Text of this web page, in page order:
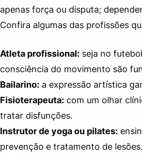
apenas força ou disputa;
Confira algumas das profissões
Atleta profissional: seja no
consciência do movimento são
Bailarino: a expressão artística
Fisioterapeuta: com um olhar
tratar disfunções.
Instrutor de yoga ou pilates:
prevenção e tratamento de lesões.